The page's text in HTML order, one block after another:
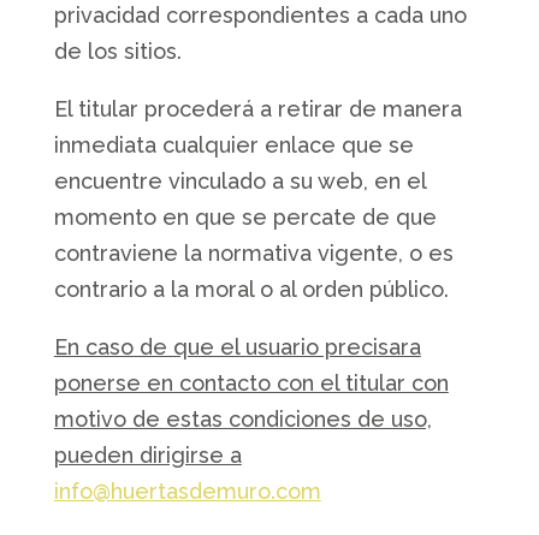
privacidad correspondientes a cada uno
de los sitios.
El titular procederá a retirar de manera
inmediata cualquier enlace que se
encuentre vinculado a su web, en el
momento en que se percate de que
contraviene la normativa vigente, o es
contrario a la moral o al orden público.
En caso de que el usuario precisara
ponerse en contacto con el titular con
motivo de estas condiciones de uso,
pueden dirigirse a
info@huertasdemuro.com